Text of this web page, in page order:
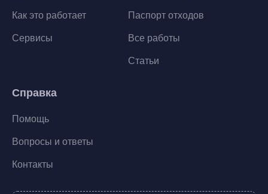
Как это работает
Сервисы
Паспорт отходов
Все работы
Статьи
Справка
Помощь
Вопросы и ответы
Контакты